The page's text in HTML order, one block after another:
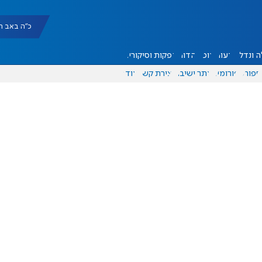
כ"ה באב תשפ"ו
ונדל"ן דעות אוכל יהדות הפקות וסיקורים
ספורט פורומים אתר ישיבה יצירת קשר עוד